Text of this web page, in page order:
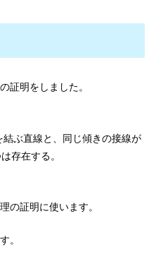
証明をしました。
ぶ直線と、同じ傾きの接線が
存在する。
の証明に使います。
。